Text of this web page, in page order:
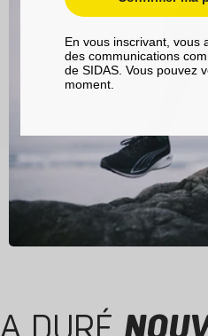
En vous inscrivant, vous
des communications
de SIDAS. Vous pouvez
moment.